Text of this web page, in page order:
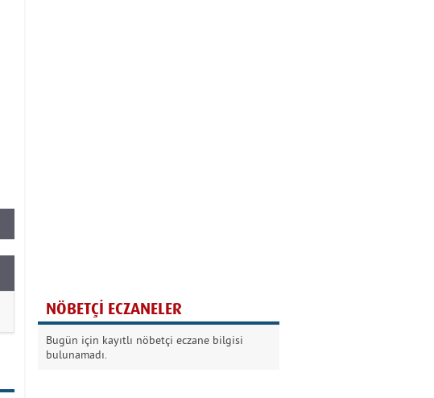
Kurban Bayramında
Dikkat!
NÖBETÇİ ECZANELER
Bugün için kayıtlı nöbetçi eczane bilgisi
bulunamadı.